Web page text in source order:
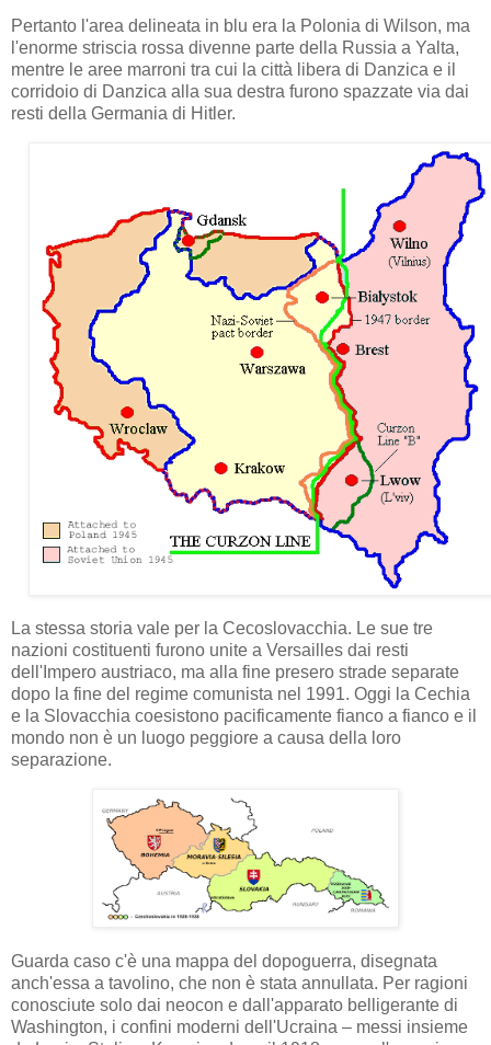
Pertanto l'area delineata in blu era la Polonia di Wilson, ma
l'enorme striscia rossa divenne parte della Russia a Yalta,
mentre le aree marroni tra cui la città libera di Danzica e il
corridoio di Danzica alla sua destra furono spazzate via dai
resti della Germania di Hitler.
La stessa storia vale per la Cecoslovacchia. Le sue tre
nazioni costituenti furono unite a Versailles dai resti
dell'Impero austriaco, ma alla fine presero strade separate
dopo la fine del regime comunista nel 1991. Oggi la Cechia
e la Slovacchia coesistono pacificamente fianco a fianco e il
mondo non è un luogo peggiore a causa della loro
separazione.
Guarda caso c'è una mappa del dopoguerra, disegnata
anch'essa a tavolino, che non è stata annullata. Per ragioni
conosciute solo dai neocon e dall'apparato belligerante di
Washington, i confini moderni dell'Ucraina – messi insieme